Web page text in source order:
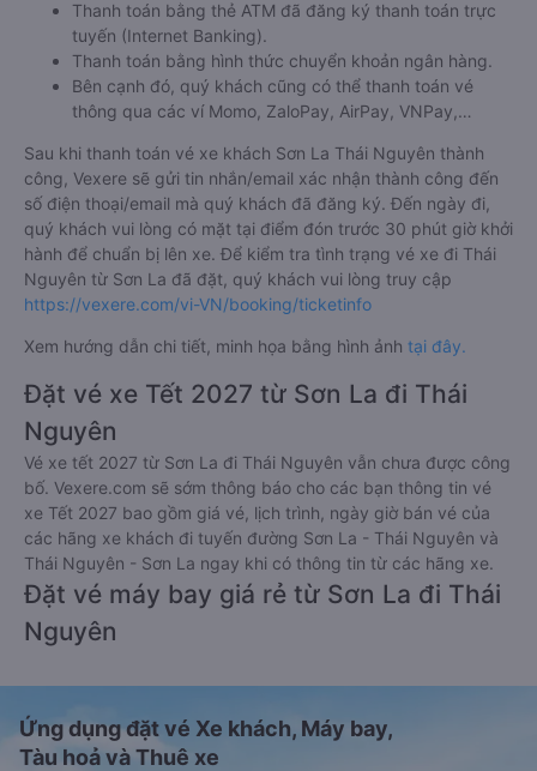
Thanh toán bằng thẻ ATM đã đăng ký thanh toán trực
tuyến (Internet Banking).
Thanh toán bằng hình thức chuyển khoản ngân hàng.
Bên cạnh đó, quý khách cũng có thể thanh toán vé
thông qua các ví Momo, ZaloPay, AirPay, VNPay,…
Sau khi thanh toán vé xe khách Sơn La Thái Nguyên thành
công, Vexere sẽ gửi tin nhắn/email xác nhận thành công đến
số điện thoại/email mà quý khách đã đăng ký. Đến ngày đi,
quý khách vui lòng có mặt tại điểm đón trước 30 phút giờ khởi
hành để chuẩn bị lên xe. Để kiểm tra tình trạng vé xe đi Thái
Nguyên từ Sơn La đã đặt, quý khách vui lòng truy cập
https://vexere.com/vi-VN/booking/ticketinfo
Xem hướng dẫn chi tiết, minh họa bằng hình ảnh tại đây.
Đặt vé xe Tết 2027 từ Sơn La đi Thái
Nguyên
Vé xe tết 2027 từ Sơn La đi Thái Nguyên vẫn chưa được công
bố. Vexere.com sẽ sớm thông báo cho các bạn thông tin vé
xe Tết 2027 bao gồm giá vé, lịch trình, ngày giờ bán vé của
các hãng xe khách đi tuyến đường Sơn La - Thái Nguyên và
Thái Nguyên - Sơn La ngay khi có thông tin từ các hãng xe.
Đặt vé máy bay giá rẻ từ Sơn La đi Thái
Nguyên
Ứng dụng đặt vé Xe khách, Máy bay,
Tàu hoả và Thuê xe